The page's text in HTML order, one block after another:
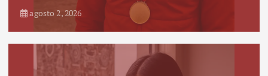
agosto 2, 2026